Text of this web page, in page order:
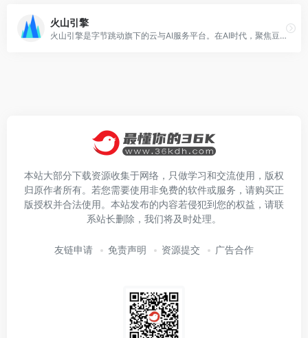
火山引擎
火山引擎是字节跳动旗下的云与AI服务平台。在AI时代，聚焦豆包大模型和AI云原生技术，为企业提供从 Agent 开发到部署的一站式服务，助力企业AI转型与创新发展。
本站大部分下载资源收集于网络，只做学习和交流使用，版权
归原作者所有。若您需要使用非免费的软件或服务，请购买正
版授权并合法使用。本站发布的内容若侵犯到您的权益，请联
系站长删除，我们将及时处理。
友链申请 免责声明 资源提交 广告合作